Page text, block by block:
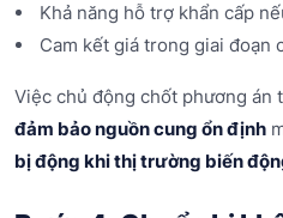
Khả năng hỗ trợ khẩn cấp
Cam kết giá trong giai đoạn
Việc chủ động chốt phương án
đảm bảo nguồn cung ổn định
bị động khi thị trường biến